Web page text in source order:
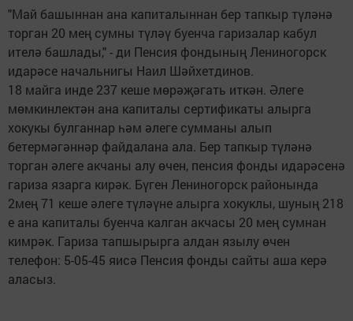
"Май башыннан ана капиталыннан бер тапкыр түләнә
торган 20 мең сумны түләү буенча гаризалар кабул
ителә башлады," - ди Пенсия фондының Лениногорск
идарәсе начальнигы Наил Шәйхетдинов.
18 майга инде 237 кеше мөрәҗәгать иткән. Әлеге
мөмкинлектән ана капиталы сертификаты алырга
хокукы булганнар һәм әлеге сумманы алып
бетермәгәннәр файдалана ала. Бер тапкыр түләнә
торган әлеге акчаны алу өчен, пенсия фонды идарәсенә
гариза язарга кирәк. Бүген Лениногорск районында
2мең 71 кеше әлеге түләүне алырга хокуклы, шуның 218
е ана капиталы буенча калган акчасы 20 мең сумнан
кимрәк. Гариза тапшырырга алдан язылу өчен
телефон: 5-05-45 яисә Пенсия фонды сайты аша керә
аласыз.